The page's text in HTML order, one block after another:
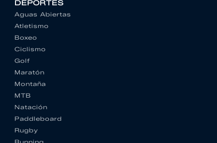
DEPORTES
Aguas Abiertas
Atletismo
Boxeo
Ciclismo
Golf
Maratón
Montaña
MTB
Natación
Paddleboard
Rugby
Running